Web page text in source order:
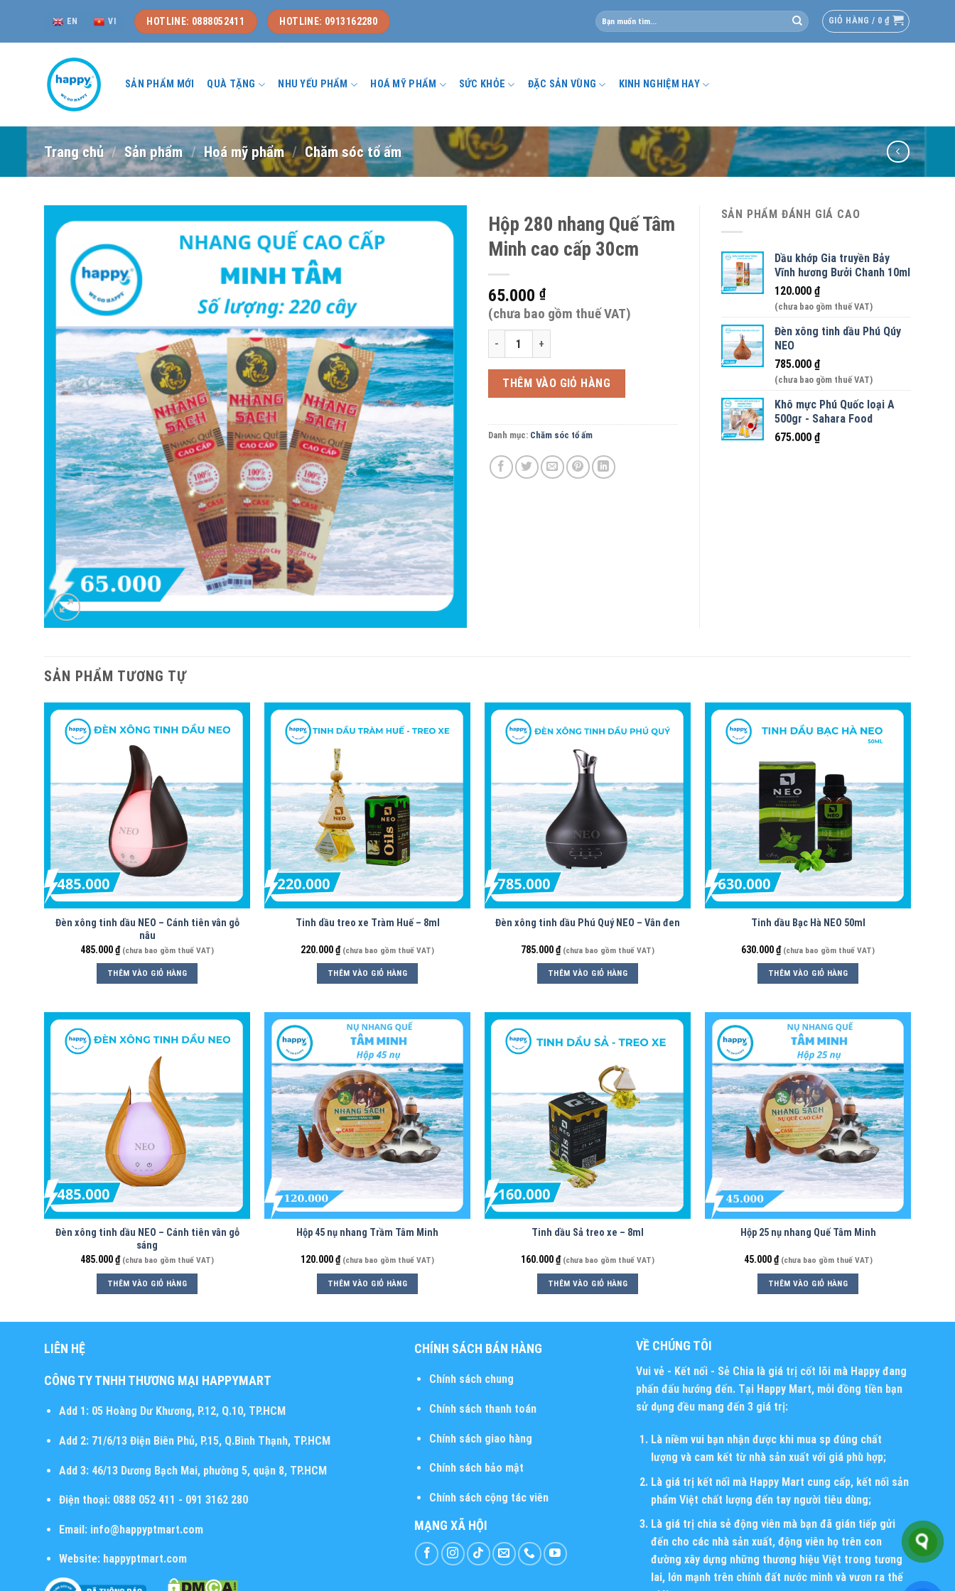
content
EN VI HOTLINE: 0888052411 HOTLINE: 0913162280
Tìm
kiếm:
GIỎ HÀNG / 0 ₫
SẢN PHẨM MỚI QUÀ TẶNG NHU YẾU PHẨM HOÁ MỸ PHẨM SỨC KHỎE ĐẶC SẢN VÙNG KINH NGHIỆM HAY
Trang chủ / Sản phẩm / Hoá mỹ phẩm / Chăm sóc tổ ấm
Hộp 280 nhang Quế Tâm
Minh cao cấp 30cm
65.000 ₫
(chưa bao gồm thuế VAT)
Hộp 280 nhang Quế Tâm Minh cao cấp 30cm số lượng
THÊM VÀO GIỎ HÀNG
Danh mục: Chăm sóc tổ ấm
SẢN PHẨM ĐÁNH GIÁ CAO
Dầu khớp Gia truyền Bảy
Vĩnh hương Bưởi Chanh 10ml
120.000 ₫
(chưa bao gồm thuế VAT)
Đèn xông tinh dầu Phú Qúy
NEO
785.000 ₫
(chưa bao gồm thuế VAT)
Khô mực Phú Quốc loại A
500gr - Sahara Food
675.000 ₫
SẢN PHẨM TƯƠNG TỰ
Đèn xông tinh dầu NEO – Cánh tiên vân gỗ
nâu
485.000₫ (chưa bao gồm thuế VAT)
THÊM VÀO GIỎ HÀNG
Tinh dầu treo xe Tràm Huế – 8ml
220.000₫ (chưa bao gồm thuế VAT)
THÊM VÀO GIỎ HÀNG
Đèn xông tinh dầu Phú Quý NEO – Vân đen
785.000₫ (chưa bao gồm thuế VAT)
THÊM VÀO GIỎ HÀNG
Tinh dầu Bạc Hà NEO 50ml
630.000₫ (chưa bao gồm thuế VAT)
THÊM VÀO GIỎ HÀNG
Đèn xông tinh dầu NEO – Cánh tiên vân gỗ
sáng
485.000₫ (chưa bao gồm thuế VAT)
THÊM VÀO GIỎ HÀNG
Hộp 45 nụ nhang Trầm Tâm Minh
120.000₫ (chưa bao gồm thuế VAT)
THÊM VÀO GIỎ HÀNG
Tinh dầu Sả treo xe – 8ml
160.000₫ (chưa bao gồm thuế VAT)
THÊM VÀO GIỎ HÀNG
Hộp 25 nụ nhang Quế Tâm Minh
45.000₫ (chưa bao gồm thuế VAT)
THÊM VÀO GIỎ HÀNG
LIÊN HỆ
CÔNG TY TNHH THƯƠNG MẠI HAPPYMART
Add 1:05 Hoàng Dư Khương, P.12, Q.10, TP.HCM
Add 2:71/6/13 Điện Biên Phủ, P.15, Q.Bình Thạnh, TP.HCM
Add 3:46/13 Dương Bạch Mai, phường 5, quận 8, TP.HCM
Điện thoại:0888 052 411 - 091 3162 280
Email:info@happyptmart.com
Website: happyptmart.com
CHÍNH SÁCH BÁN HÀNG
Chính sách chung
Chính sách thanh toán
Chính sách giao hàng
Chính sách bảo mật
Chính sách cộng tác viên
MẠNG XÃ HỘI
VỀ CHÚNG TÔI
Vui vẻ - Kết nối - Sẻ Chia là giá trị cốt lõi mà Happy đang
phấn đấu hướng đến. Tại Happy Mart, mỗi đồng tiền bạn
sử dụng đều mang đến 3 giá trị:
Là niềm vui bạn nhận được khi mua sp đúng chất
lượng và cam kết từ nhà sản xuất với giá phù hợp;
Là giá trị kết nối mà Happy Mart cung cấp, kết nối sản
phẩm Việt chất lượng đến tay người tiêu dùng;
Là giá trị chia sẻ động viên mà bạn đã gián tiếp gửi
đến cho các nhà sản xuất, động viên họ trên con
đường xây dựng những thương hiệu Việt trong tương
lai, lớn mạnh trên chính đất nước mình và vươn ra thế